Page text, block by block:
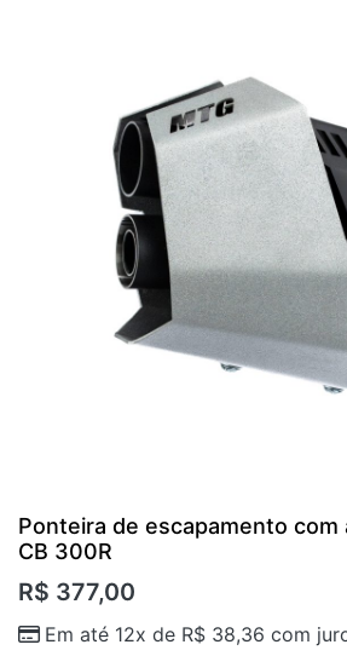
Ponteira de escapamento com
CB 300R
R$ 377,00
Em até 12x de R$ 38,36 com